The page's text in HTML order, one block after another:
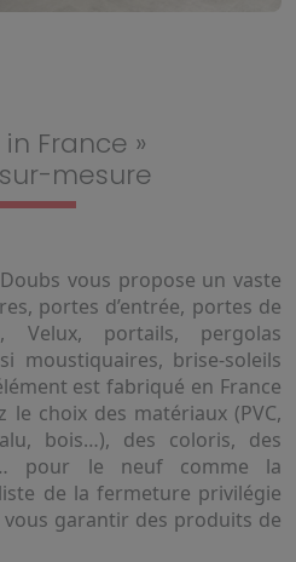
France »
sur-mesure
vous propose un vaste
portes d’entrée, portes de
Velux, portails, pergolas
moustiquaires, brise-soleils
est fabriqué en France
le choix des matériaux (PVC,
bois…), des coloris, des
pour le neuf comme la
de la fermeture privilégie
garantir des produits de